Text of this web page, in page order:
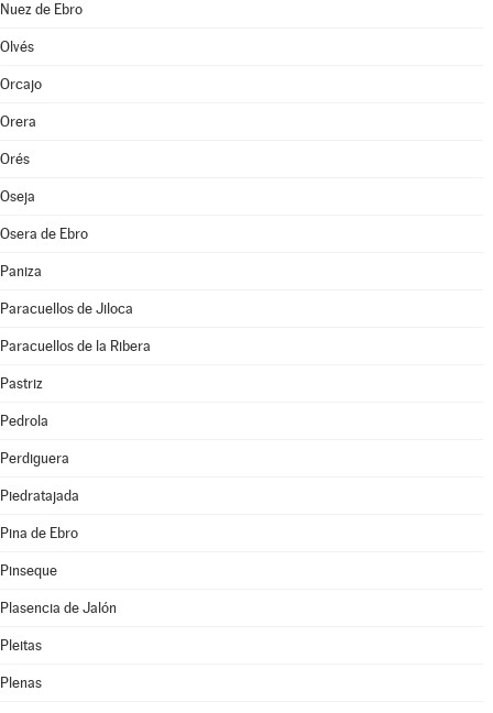
Nuez de Ebro
Olvés
Orcajo
Orera
Orés
Oseja
Osera de Ebro
Paniza
Paracuellos de Jiloca
Paracuellos de la Ribera
Pastriz
Pedrola
Perdiguera
Piedratajada
Pina de Ebro
Pinseque
Plasencia de Jalón
Pleitas
Plenas